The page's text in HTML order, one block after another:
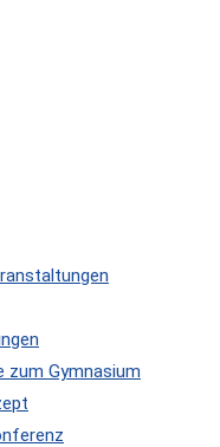
zum Gymnasium